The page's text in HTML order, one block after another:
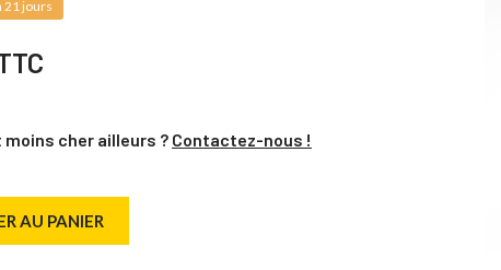
21 jours
cher ailleurs ? Contactez-nous !
AU PANIER